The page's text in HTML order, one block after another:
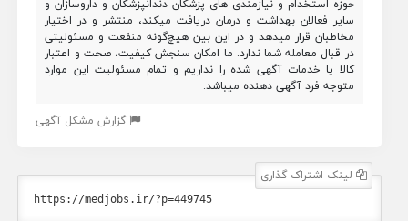
حوزه استخدام و نیازمندی های پزشکان دندانپزشکان و داروسازان و
سایر فعالان بهداشت و درمان دریافت میکند، منتشر و در اختیار
مخاطبان قرار میدهد و در این بین هیچ‌گونه منفعت و مسئولیتی
در قبال معامله شما ندارد. ما امکان سنجش کیفیت، صحت و اعتبار
کالا یا خدمات آگهی شده را نداریم و تمام مسئولیت این موارد
متوجه فرد آگهی دهنده میباشد.
گزارش مشکل آگهی
لینک اشتراک گذاری